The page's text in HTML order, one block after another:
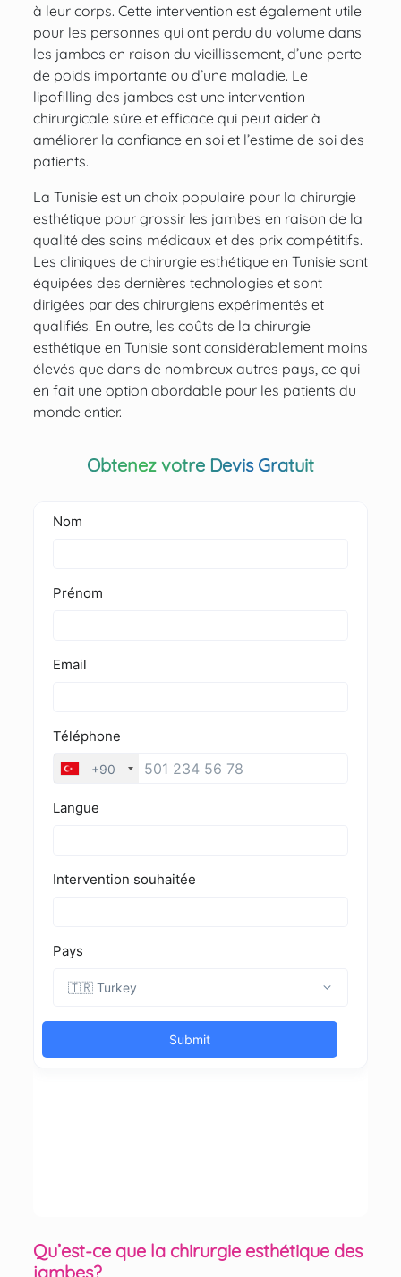
à leur corps. Cette intervention est également utile
pour les personnes qui ont perdu du volume dans
les jambes en raison du vieillissement, d’une perte
de poids importante ou d’une maladie. Le
lipofilling des jambes est une intervention
chirurgicale sûre et efficace qui peut aider à
améliorer la confiance en soi et l’estime de soi des
patients.
La Tunisie est un choix populaire pour la chirurgie
esthétique pour grossir les jambes en raison de la
qualité des soins médicaux et des prix compétitifs.
Les cliniques de chirurgie esthétique en Tunisie sont
équipées des dernières technologies et sont
dirigées par des chirurgiens expérimentés et
qualifiés. En outre, les coûts de la chirurgie
esthétique en Tunisie sont considérablement moins
élevés que dans de nombreux autres pays, ce qui
en fait une option abordable pour les patients du
monde entier.
Obtenez votre Devis Gratuit
Qu’est-ce que la chirurgie esthétique des
jambes?